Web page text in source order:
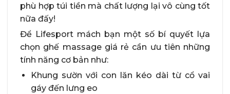
phù hợp túi tiền mà chất lượng lại vô cùng tốt
nữa đấy!
Để Lifesport mách bạn một số bí quyết lựa
chọn ghế massage giá rẻ cần ưu tiên những
tính năng cơ bản như:
Khung sườn với con lăn kéo dài từ cổ vai
gáy đến lưng eo